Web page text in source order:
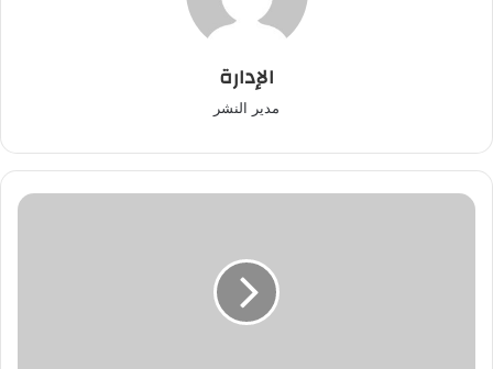
الإدارة
مدير النشر
كورونا